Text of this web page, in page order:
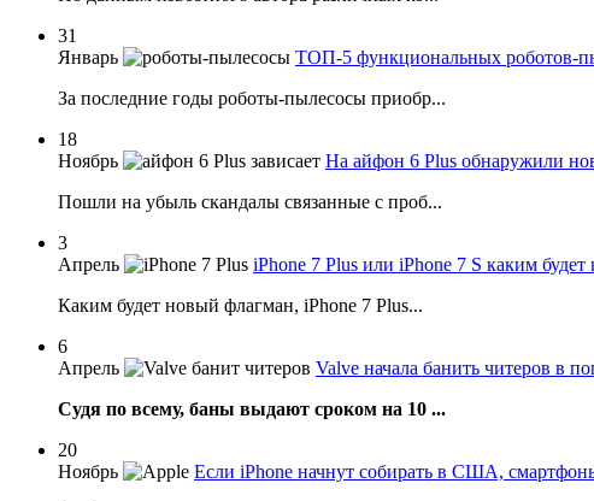
31
Январь
ТОП-5 функциональных роботов-
За последние годы роботы-пылесосы приобр...
18
Ноябрь
На айфон 6 Plus обнаружили
Пошли на убыль скандалы связанные с проб...
3
Апрель
iPhone 7 Plus или iPhone 7 S каким
Каким будет новый флагман, iPhone 7 Plus...
6
Апрель
Valve начала банить читеров в
Судя по всему, баны выдают сроком на 10 ...
20
Ноябрь
Если iPhone начнут собирать в США,